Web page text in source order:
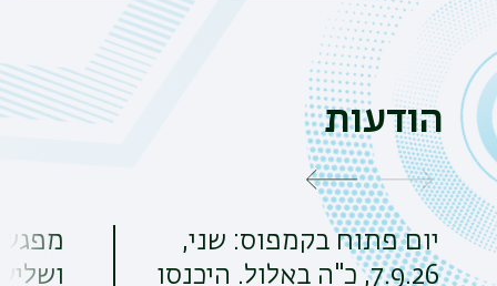
הודעות
יום פתוח בקמפוס: שני,
7.9.26, כ"ה באלול. היכנסו
מפגש
ושלישי 27.7